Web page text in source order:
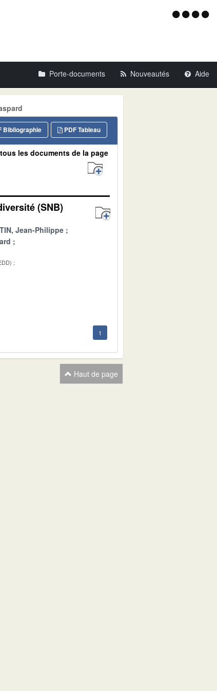
Menu
Porte-documents Nouveautés Aide
PDF Tableau
Bibliographie
les documents de la page
(SNB)
Jean-Philippe
1
Haut de page